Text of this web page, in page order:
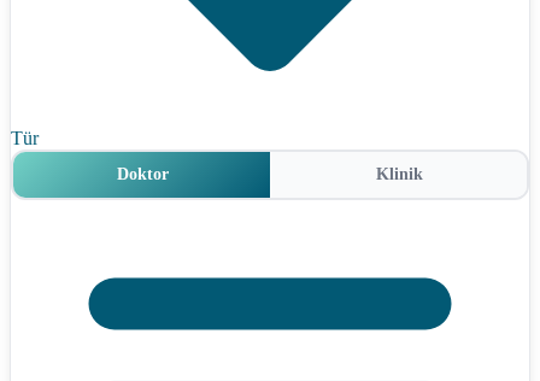
Tür
Doktor Klinik